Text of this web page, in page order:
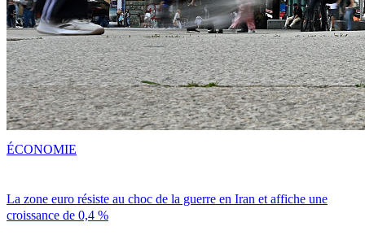
La zone euro résiste au choc de la guerre en Iran et affiche une
croissance de 0,4 %
ÉCONOMIE